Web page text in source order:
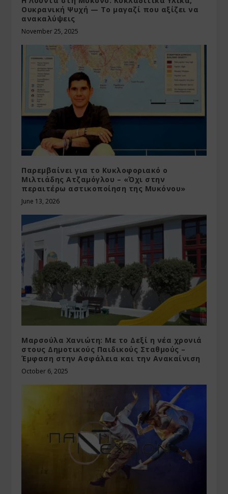
Ουκρανική Ψυχή — Το μαγαζί που αξίζει να
ανακαλύψεις
November 25, 2025
Παρεμβαίνει για το Κυκλοφοριακό ο
Μιλτιάδης Ατζαμόγλου – «Όχι στην
περαιτέρω αστικοποίηση της Μυκόνου»
June 13, 2026
Μαρσούλα Χανιώτη: Με το Δεξί η νέα χρονιά
στους Δημοτικούς Παιδικούς Σταθμούς –
Έμφαση στην Ασφάλεια και την Ανακαίνιση
October 6, 2025